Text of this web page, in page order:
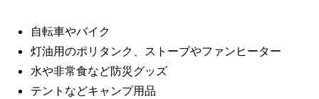
自転車やバイク
灯油用のポリタンク、ストーブやファンヒーター
水や非常食など防災グッズ
テントなどキャンプ用品